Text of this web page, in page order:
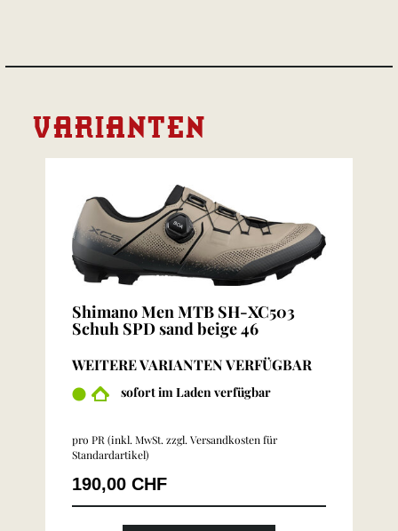
VARIANTEN
Shimano Men MTB SH-XC503
Schuh SPD sand beige 46
WEITERE VARIANTEN VERFÜGBAR
sofort im Laden verfügbar
pro PR (inkl. MwSt. zzgl. Versandkosten für
Standardartikel)
190,00 CHF